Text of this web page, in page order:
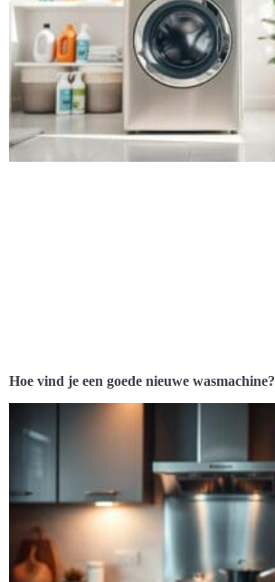
Hoe vind je een goede nieuwe wasmachine?